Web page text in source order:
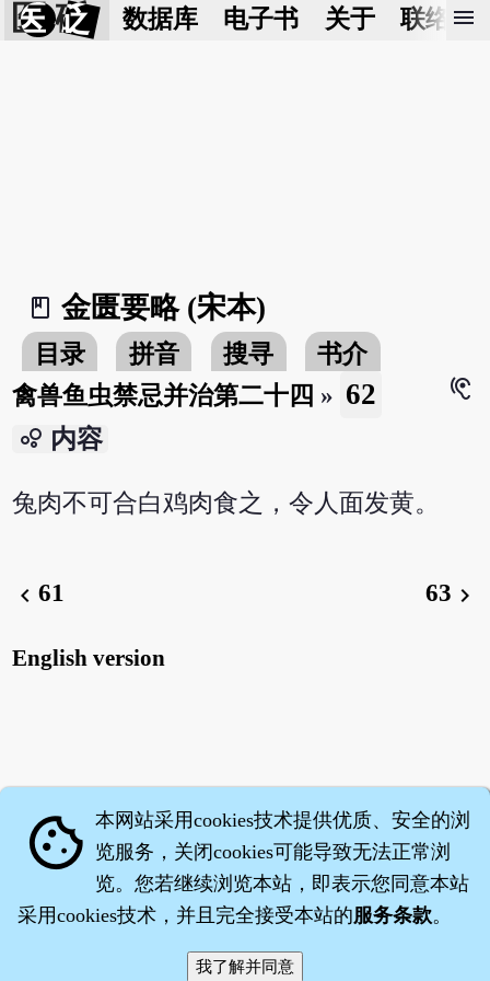
医 砭 数据库 电子书 关于 联络我
menu
book_2
金匮要略 (宋本)
目录 拼音 搜寻
书介
禽兽鱼虫禁忌并治第二十四 » 62
hearing
bubble_chart 内容
兔肉不可合白鸡肉食之，令人面发黄。
chevron_left61 63 chevron_right
English version
·沈药子©2008～2026
cookie 本网站采用cookies技术提供优质、安全的浏
览服务，关闭cookies可能导致无法正常浏
览。您若继续浏览本站，即表示您同意本站
采用cookies技术，并且完全接受本站的服务条款。